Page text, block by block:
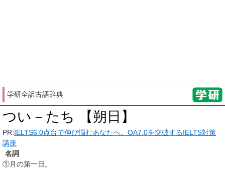
学研全訳古語辞典
つい－たち 【朔日】
PR:IELTS6.0点台で伸び悩むあなたへ。OA7.0を突破するIELTS対策
講座
名詞
①月の第一日。